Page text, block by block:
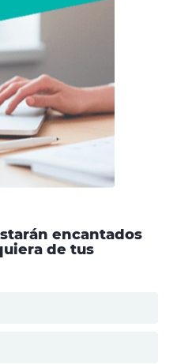
encantados
de tus